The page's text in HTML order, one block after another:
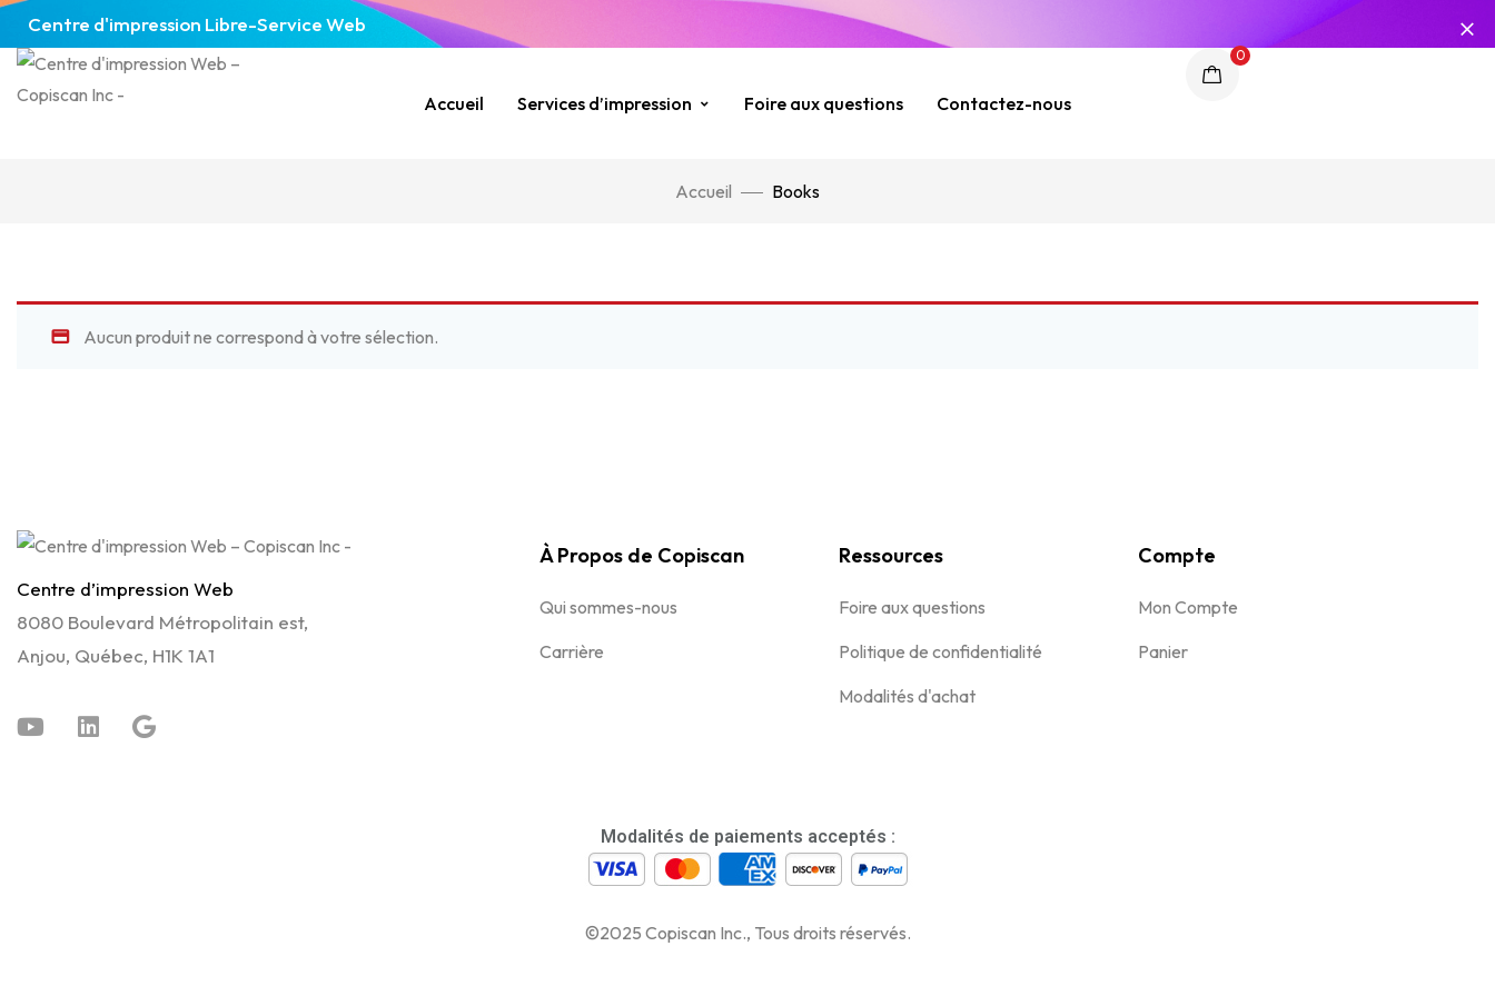
Centre d'impression Libre-Service Web
Accueil Services d’impression Foire aux questions Contactez-nous
0
Accueil Books
Aucun produit ne correspond à votre sélection.
Centre d’impression Web
8080 Boulevard Métropolitain est,
Anjou, Québec, H1K 1A1
À Propos de Copiscan
Qui sommes-nous
Carrière
Ressources
Foire aux questions
Politique de confidentialité
Modalités d'achat
Compte
Mon Compte
Panier
Modalités de paiements acceptés :
©2025 Copiscan Inc., Tous droits réservés.